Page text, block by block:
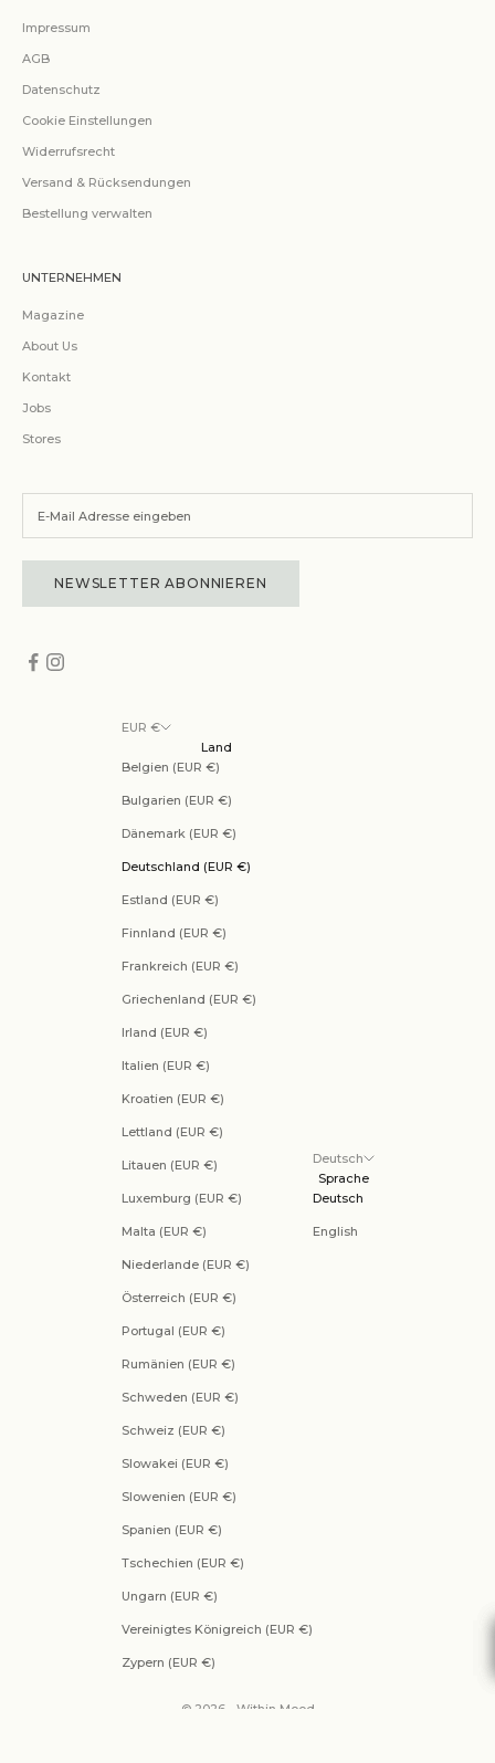
Impressum
AGB
Datenschutz
Cookie Einstellungen
Widerrufsrecht
Versand & Rücksendungen
Bestellung verwalten
UNTERNEHMEN
Magazine
About Us
Kontakt
Jobs
Stores
NEWSLETTER ABONNIEREN
EUR €
Land
Belgien (EUR €)
Bulgarien (EUR €)
Dänemark (EUR €)
Deutschland (EUR €)
Estland (EUR €)
Finnland (EUR €)
Frankreich (EUR €)
Griechenland (EUR €)
Irland (EUR €)
Italien (EUR €)
Kroatien (EUR €)
Lettland (EUR €)
Litauen (EUR €)
Luxemburg (EUR €)
Malta (EUR €)
Niederlande (EUR €)
Österreich (EUR €)
Portugal (EUR €)
Rumänien (EUR €)
Schweden (EUR €)
Schweiz (EUR €)
Slowakei (EUR €)
Slowenien (EUR €)
Spanien (EUR €)
Tschechien (EUR €)
Ungarn (EUR €)
Vereinigtes Königreich (EUR €)
Zypern (EUR €)
Deutsch
Sprache
Deutsch
English
© 2026 - Within Mood